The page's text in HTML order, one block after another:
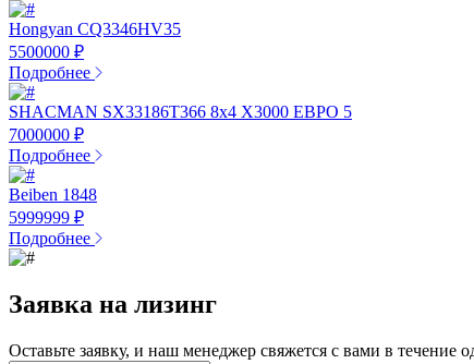
Hongyan CQ3346HV35
5500000 ₽
Подробнее
SHACMAN SX33186T366 8х4 X3000 ЕВРО 5
7000000 ₽
Подробнее
Beiben 1848
5999999 ₽
Подробнее
Заявка на лизинг
Оставьте заявку, и наш менеджер свяжется с вами в течение